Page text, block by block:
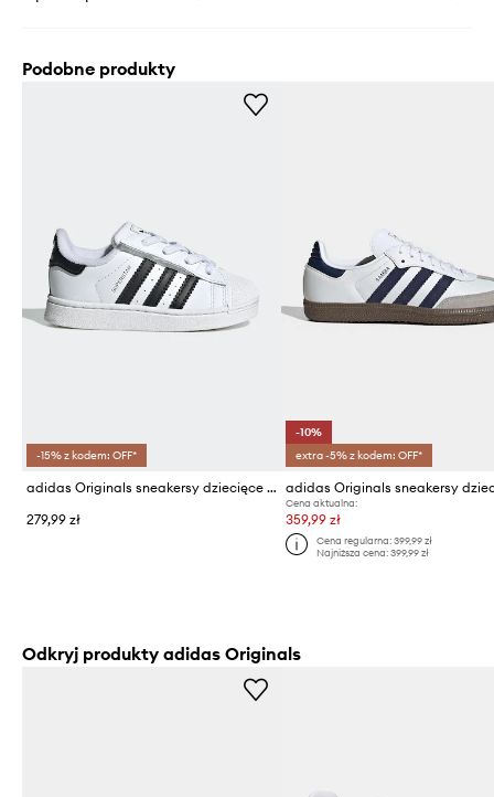
Podobne produkty
-15% z kodem: OFF*
adidas Originals sneakersy dziecięce SUPERSTAR II
279,99 zł
-10%
extra -5% z kodem: OFF*
Cena aktualna:
359,99 zł
Cena regularna: 399,99 zł
Najniższa cena: 399,99 zł
Odkryj produkty adidas Originals